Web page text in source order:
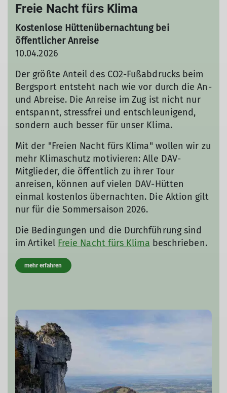
Freie Nacht fürs Klima
Kostenlose Hüttenübernachtung bei
öffentlicher Anreise
10.04.2026
Der größte Anteil des CO2-Fußabdrucks beim
Bergsport entsteht nach wie vor durch die An-
und Abreise. Die Anreise im Zug ist nicht nur
entspannt, stressfrei und entschleunigend,
sondern auch besser für unser Klima.
Mit der "Freien Nacht fürs Klima" wollen wir zu
mehr Klimaschutz motivieren: Alle DAV-
Mitglieder, die öffentlich zu ihrer Tour
anreisen, können auf vielen DAV-Hütten
einmal kostenlos übernachten. Die Aktion gilt
nur für die Sommersaison 2026.
Die Bedingungen und die Durchführung sind
im Artikel Freie Nacht fürs Klima beschrieben.
mehr erfahren